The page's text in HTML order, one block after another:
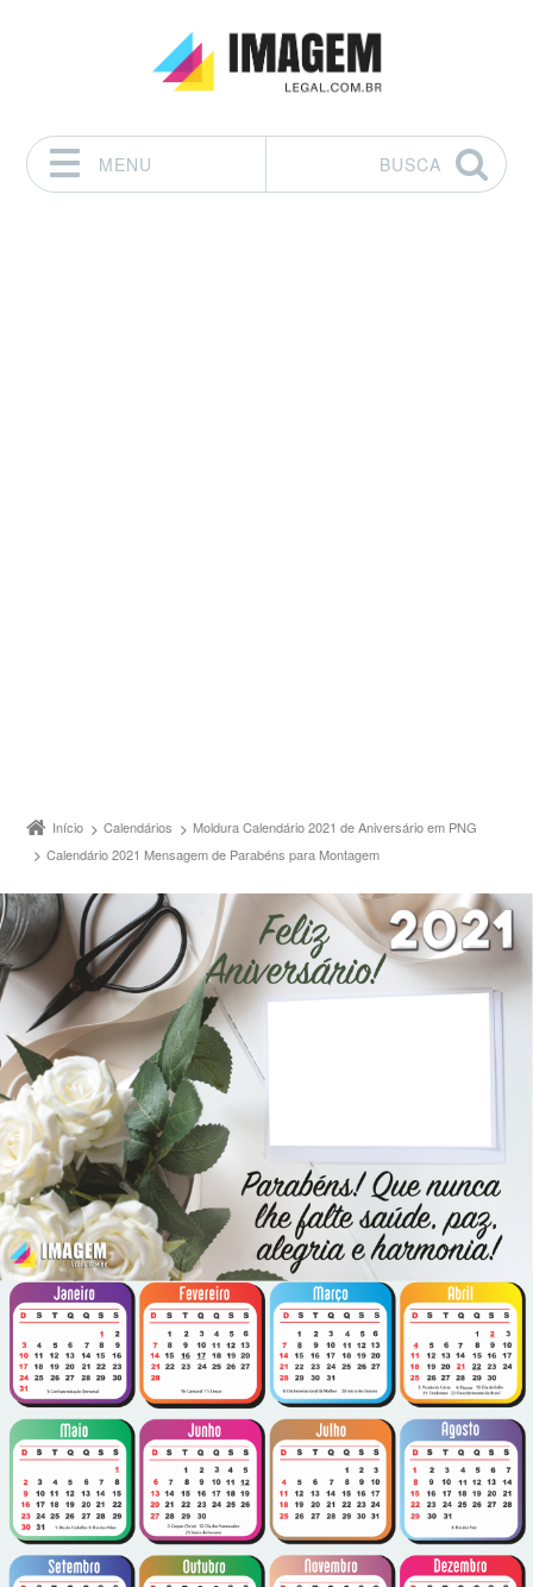
MENU
BUSCA
Início Calendários
Moldura Calendário 2021 de Aniversário em PNG
Calendário 2021 Mensagem de Parabéns para Montagem